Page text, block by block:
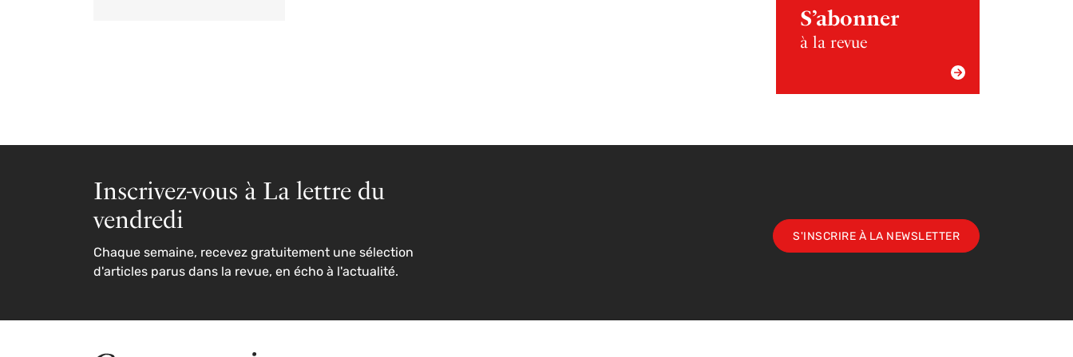
S’abonner
à la revue
Inscrivez-vous à La lettre du
vendredi
Chaque semaine, recevez gratuitement une sélection
d'articles parus dans la revue, en écho à l'actualité.
S'INSCRIRE À LA NEWSLETTER